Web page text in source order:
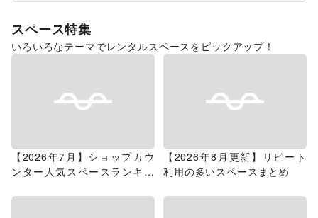
スペース特集
いろいろなテーマでレンタルスペースをピックアップ！
【2026年7月】ショップカウ
ンター人気スペースランキン
【2026年8月更新】リピート
利用の多いスペースまとめ